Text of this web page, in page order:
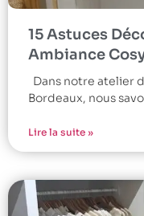
15 Astuces
Ambiance
Dans notre atelier
Bordeaux, nous
Lire la suite »